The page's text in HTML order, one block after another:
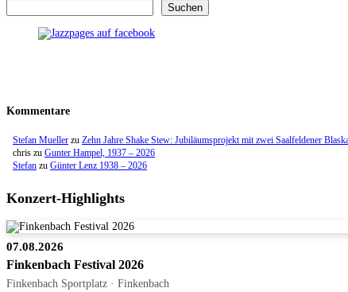
Suchen
Kommentare
Stefan Mueller zu Zehn Jahre Shake Stew: Jubiläumsprojekt mit zwei Saalfeldener
chris zu Gunter Hampel, 1937 – 2026
Stefan zu Günter Lenz 1938 – 2026
Konzert-Highlights
07.08.2026
Finkenbach Festival 2026
Finkenbach Sportplatz · Finkenbach